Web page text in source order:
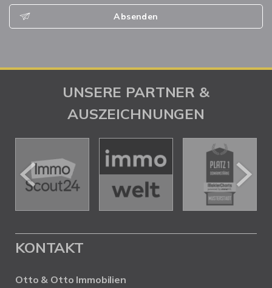
Absenden
UNSERE PARTNER &
AUSZEICHNUNGEN
KONTAKT
Otto & Otto Immobilien